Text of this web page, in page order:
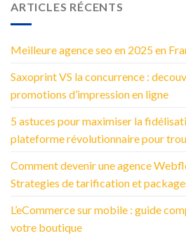
ARTICLES RÉCENTS
Meilleure agence seo en 2025 en
Saxoprint VS la concurrence :
promotions d’impression en ligne
5 astuces pour maximiser la
plateforme révolutionnaire pour
Comment devenir une agence
Strategies de tarification et
L’eCommerce sur mobile : guide
votre boutique